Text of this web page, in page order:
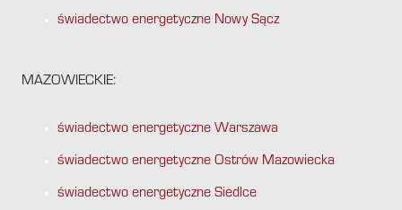
świadectwo energetyczne Nowy Sącz
MAZOWIECKIE:
świadectwo energetyczne Warszawa
świadectwo energetyczne Ostrów Mazowiecka
świadectwo energetyczne Siedlce